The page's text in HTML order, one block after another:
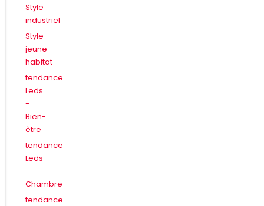
Style
industriel
Style
jeune
habitat
tendance
Leds
-
Bien-
être
tendance
Leds
-
Chambre
tendance